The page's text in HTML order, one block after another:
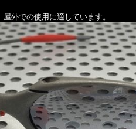
外での使用に適しています。